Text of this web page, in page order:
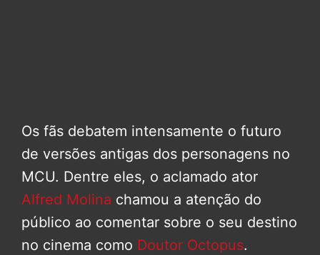
Os fãs debatem intensamente o futuro
de versões antigas dos personagens no
MCU. Dentre eles, o aclamado ator
Alfred Molina chamou a atenção do
público ao comentar sobre o seu destino
no cinema como Doutor Octopus.